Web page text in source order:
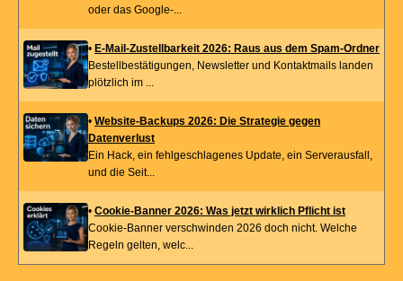
oder das Google-...
• E-Mail-Zustellbarkeit 2026: Raus aus dem Spam-Ordner
Bestellbestätigungen, Newsletter und Kontaktmails landen
plötzlich im ...
• Website-Backups 2026: Die Strategie gegen
Datenverlust
Ein Hack, ein fehlgeschlagenes Update, ein Serverausfall,
und die Seit...
• Cookie-Banner 2026: Was jetzt wirklich Pflicht ist
Cookie-Banner verschwinden 2026 doch nicht. Welche
Regeln gelten, welc...